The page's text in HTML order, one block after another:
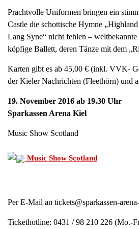
Prachtvolle Uniformen bringen ein
Castle die schottische Hymne
Lang Syne“ nicht fehlen –
köpfige Ballett, deren Tänze mit dem
Karten gibt es ab 45,00 € (inkl. VVK-
der Kieler Nachrichten (Fleethörn) und
19. November 2016 ab 19.30 Uhr
Sparkassen Arena Kiel
Music Show Scotland
Music Show Scotland
Per E-Mail an tickets@sparkassen-
Tickethotline: 0431 / 98 210 226 (Mo.-